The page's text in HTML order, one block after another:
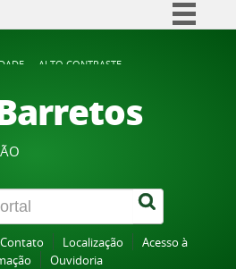
Participe
Acesso à informação
Canais
ALTO CONTRASTE
Contato Localização
Acesso à
Ouvidoria